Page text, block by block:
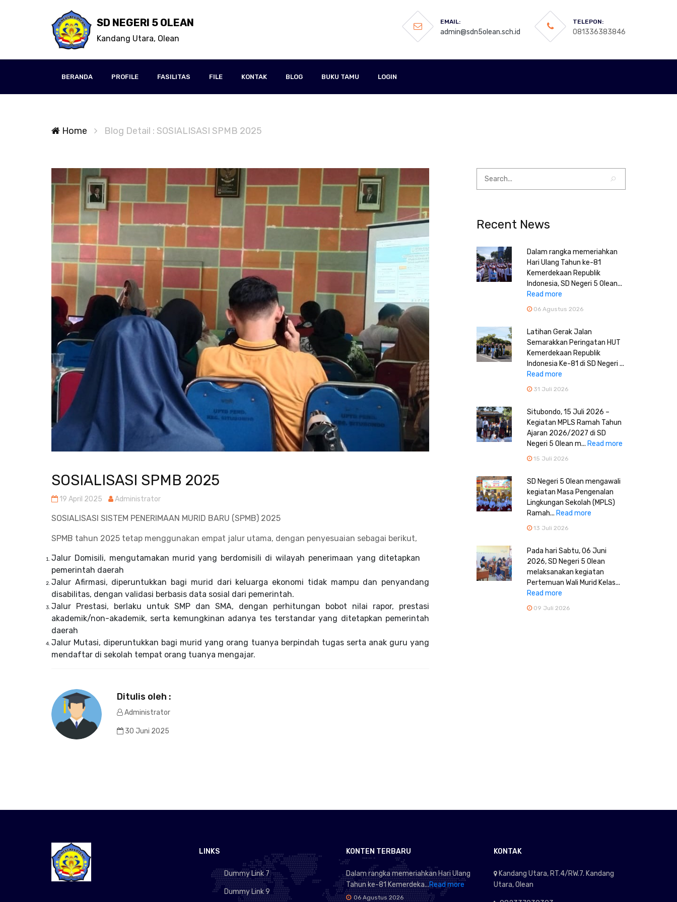
SD NEGERI 5 OLEAN
Kandang Utara, Olean
EMAIL:
admin@sdn5olean.sch.id
TELEPON:
081336383846
BERANDA PROFILE FASILITAS FILE KONTAK BLOG BUKU TAMU LOGIN
Home Blog Detail : SOSIALISASI SPMB 2025
SOSIALISASI SPMB 2025
19 April 2025 Administrator
SOSIALISASI SISTEM PENERIMAAN MURID BARU (SPMB) 2025
SPMB tahun 2025 tetap menggunakan empat jalur utama, dengan penyesuaian sebagai berikut,
Jalur Domisili, mengutamakan murid yang berdomisili di wilayah penerimaan yang ditetapkan
pemerintah daerah
Jalur Afirmasi, diperuntukkan bagi murid dari keluarga ekonomi tidak mampu dan penyandang
disabilitas, dengan validasi berbasis data sosial dari pemerintah.
Jalur Prestasi, berlaku untuk SMP dan SMA, dengan perhitungan bobot nilai rapor, prestasi
akademik/non-akademik, serta kemungkinan adanya tes terstandar yang ditetapkan pemerintah
daerah
Jalur Mutasi, diperuntukkan bagi murid yang orang tuanya berpindah tugas serta anak guru yang
mendaftar di sekolah tempat orang tuanya mengajar.
Ditulis oleh :
Administrator
30 Juni 2025
Recent News
Dalam rangka memeriahkan
Hari Ulang Tahun ke-81
Kemerdekaan Republik
Indonesia, SD Negeri 5 Olean...
Read more
06 Agustus 2026
Latihan Gerak Jalan
Semarakkan Peringatan HUT
Kemerdekaan Republik
Indonesia Ke-81 di SD Negeri ...
Read more
31 Juli 2026
Situbondo, 15 Juli 2026 –
Kegiatan MPLS Ramah Tahun
Ajaran 2026/2027 di SD
Negeri 5 Olean m... Read more
15 Juli 2026
SD Negeri 5 Olean mengawali
kegiatan Masa Pengenalan
Lingkungan Sekolah (MPLS)
Ramah... Read more
13 Juli 2026
Pada hari Sabtu, 06 Juni
2026, SD Negeri 5 Olean
melaksanakan kegiatan
Pertemuan Wali Murid Kelas...
Read more
09 Juli 2026
LINKS
Dummy Link 7
Dummy Link 9
KONTEN TERBARU
Dalam rangka memeriahkan Hari Ulang
Tahun ke-81 Kemerdeka...Read more
06 Agustus 2026
KONTAK
Kandang Utara, RT.4/RW.7. Kandang
Utara, Olean